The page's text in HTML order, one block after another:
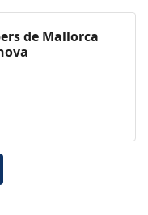
de Mallorca